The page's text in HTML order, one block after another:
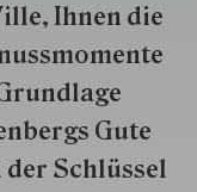
Ihnen die
Gute
der Schlüs­sel